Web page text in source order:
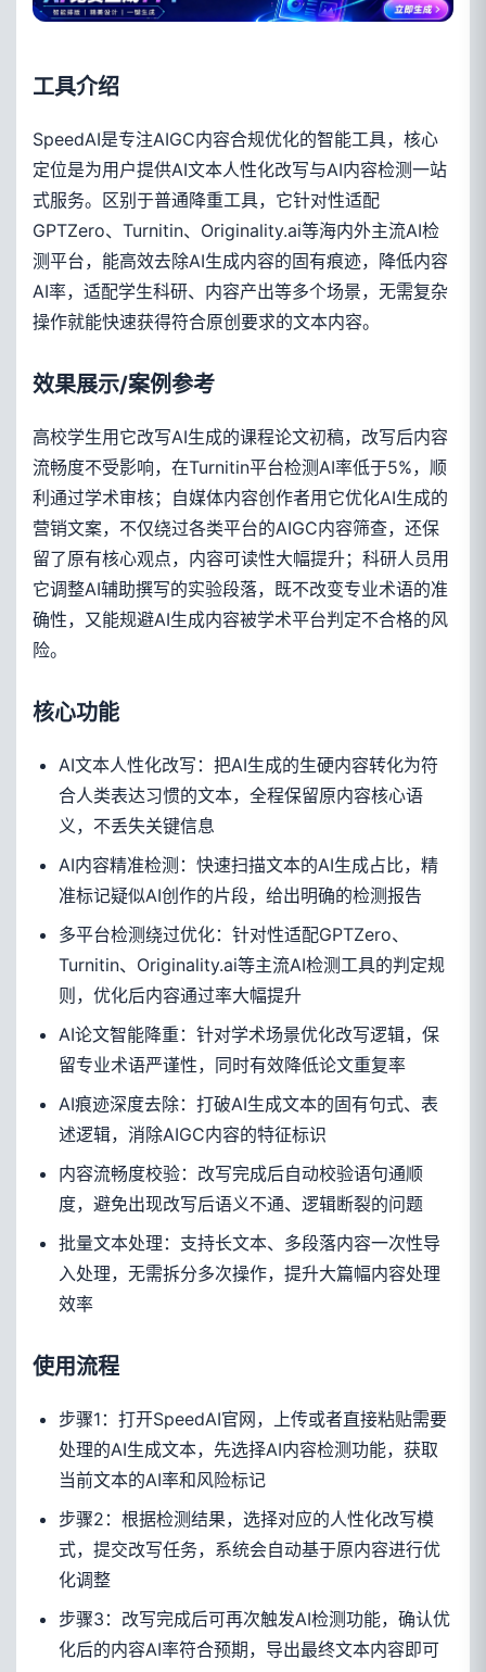
工具介绍
SpeedAI是专注AIGC内容合规优化的智能工具，核心
定位是为用户提供AI文本人性化改写与AI内容检测一站
式服务。区别于普通降重工具，它针对性适配
GPTZero、Turnitin、Originality.ai等海内外主流AI检
测平台，能高效去除AI生成内容的固有痕迹，降低内容
AI率，适配学生科研、内容产出等多个场景，无需复杂
操作就能快速获得符合原创要求的文本内容。
效果展示/案例参考
高校学生用它改写AI生成的课程论文初稿，改写后内容
流畅度不受影响，在Turnitin平台检测AI率低于5%，顺
利通过学术审核；自媒体内容创作者用它优化AI生成的
营销文案，不仅绕过各类平台的AIGC内容筛查，还保
留了原有核心观点，内容可读性大幅提升；科研人员用
它调整AI辅助撰写的实验段落，既不改变专业术语的准
确性，又能规避AI生成内容被学术平台判定不合格的风
险。
核心功能
AI文本人性化改写：把AI生成的生硬内容转化为符
合人类表达习惯的文本，全程保留原内容核心语
义，不丢失关键信息
AI内容精准检测：快速扫描文本的AI生成占比，精
准标记疑似AI创作的片段，给出明确的检测报告
多平台检测绕过优化：针对性适配GPTZero、
Turnitin、Originality.ai等主流AI检测工具的判定规
则，优化后内容通过率大幅提升
AI论文智能降重：针对学术场景优化改写逻辑，保
留专业术语严谨性，同时有效降低论文重复率
AI痕迹深度去除：打破AI生成文本的固有句式、表
述逻辑，消除AIGC内容的特征标识
内容流畅度校验：改写完成后自动校验语句通顺
度，避免出现改写后语义不通、逻辑断裂的问题
批量文本处理：支持长文本、多段落内容一次性导
入处理，无需拆分多次操作，提升大篇幅内容处理
效率
使用流程
步骤1：打开SpeedAI官网，上传或者直接粘贴需要
处理的AI生成文本，先选择AI内容检测功能，获取
当前文本的AI率和风险标记
步骤2：根据检测结果，选择对应的人性化改写模
式，提交改写任务，系统会自动基于原内容进行优
化调整
步骤3：改写完成后可再次触发AI检测功能，确认优
化后的内容AI率符合预期，导出最终文本内容即可